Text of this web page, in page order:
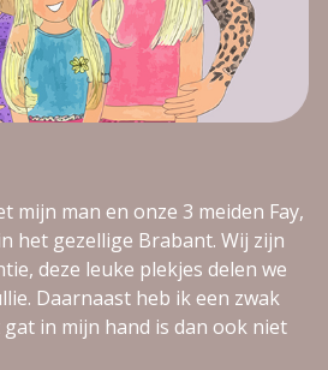
mijn man en onze 3 meiden Fay,
het gezellige Brabant. Wij zijn
deze leuke plekjes delen we
Daarnaast heb ik een zwak
in mijn hand is dan ook niet